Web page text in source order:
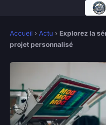
Accueil › Actu › Explorez la
projet personnalisé